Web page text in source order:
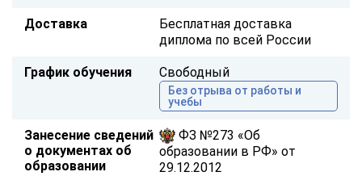
Доставка
Бесплатная доставка
диплома по всей России
График обучения Свободный
Без отрыва от работы и
учебы
Занесение сведений
о документах об
образовании
ФЗ №273 «Об
образовании в РФ» от
29.12.2012